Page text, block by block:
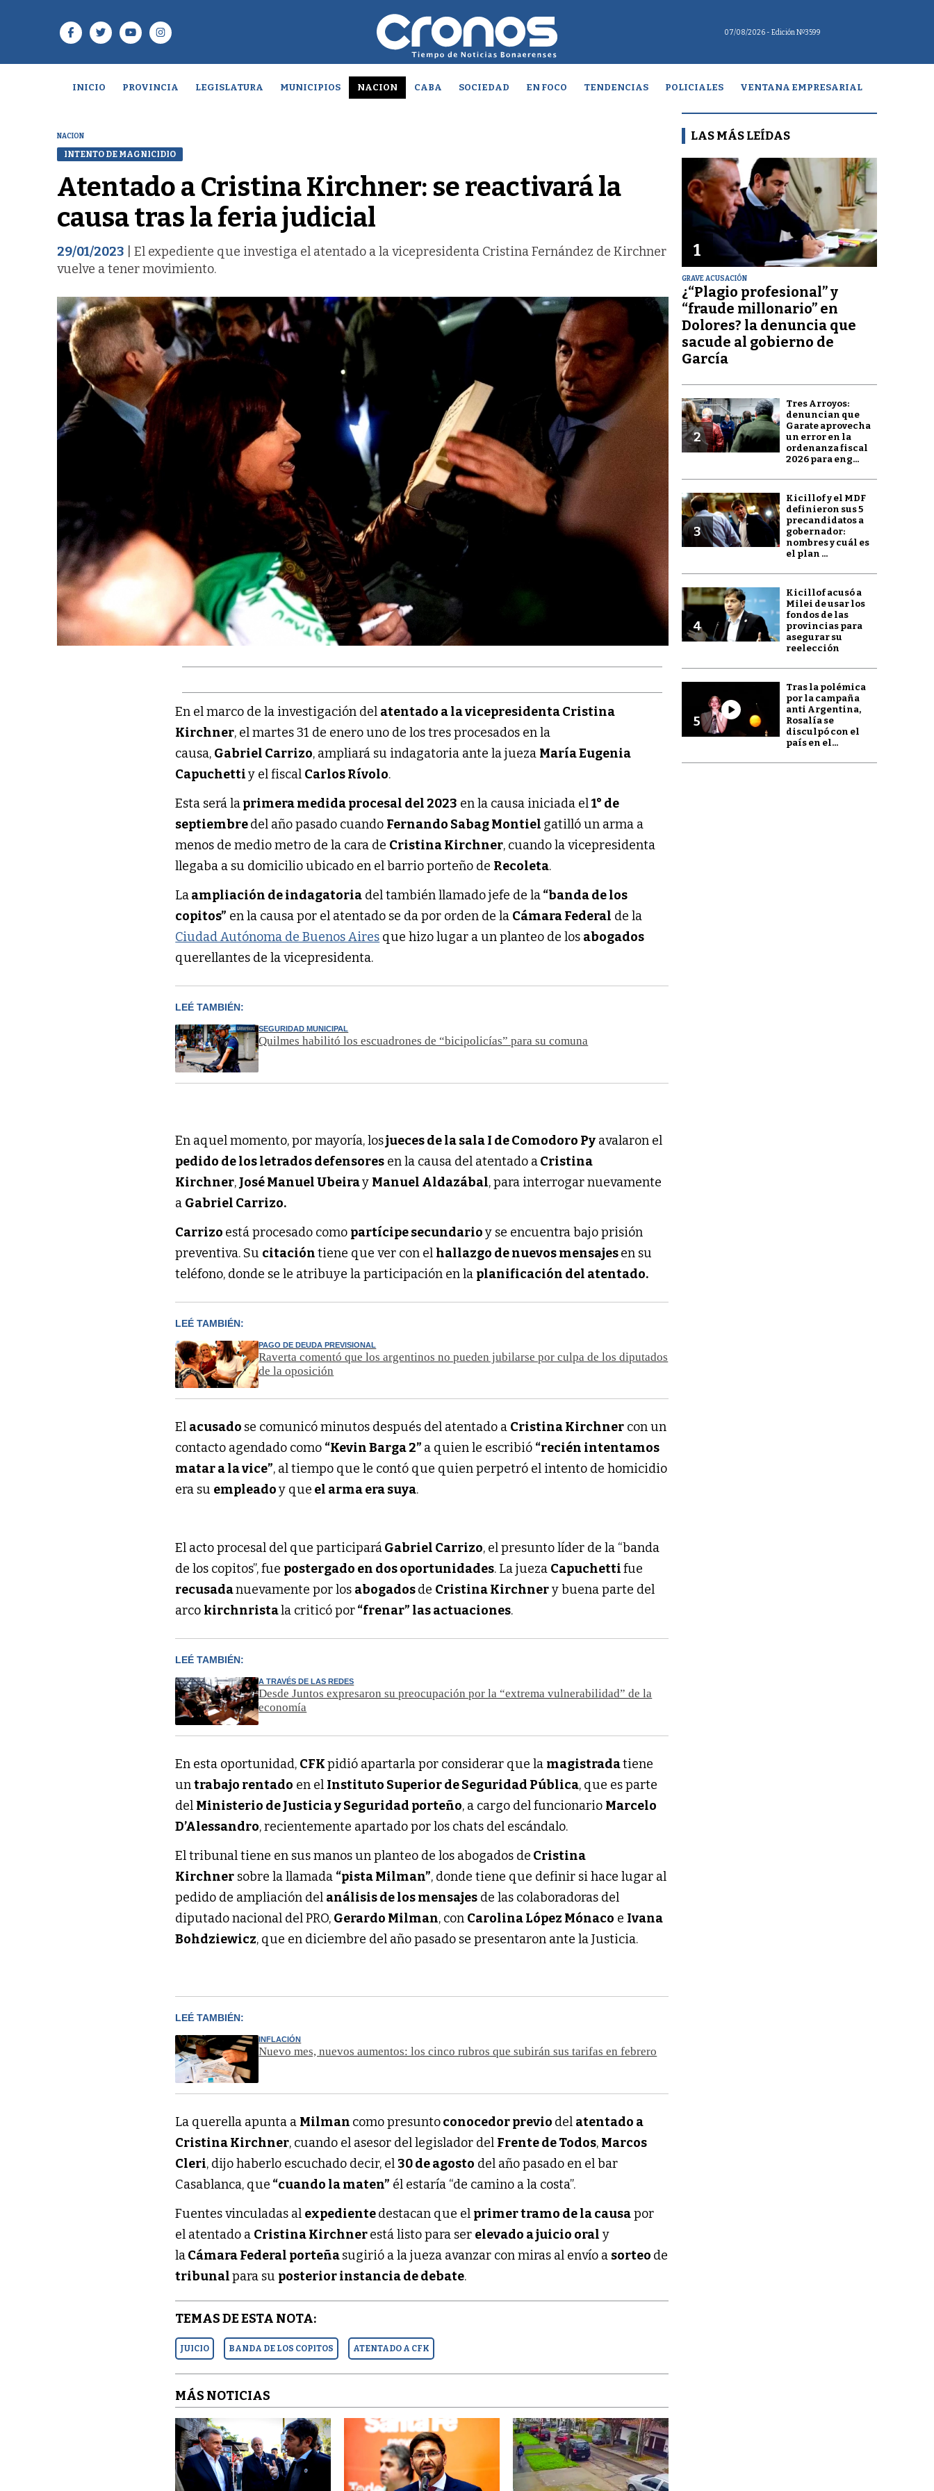
07/08/2026 - Edición Nº3599
INICIO PROVINCIA LEGISLATURA MUNICIPIOS NACION CABA SOCIEDAD EN FOCO TENDENCIAS POLICIALES VENTANA EMPRESARIAL
NACION
INTENTO DE MAGNICIDIO
Atentado a Cristina Kirchner: se reactivará la
causa tras la feria judicial
29/01/2023 | El expediente que investiga el atentado a la vicepresidenta Cristina Fernández de Kirchner
vuelve a tener movimiento.
En el marco de la investigación del atentado a la vicepresidenta Cristina
Kirchner, el martes 31 de enero uno de los tres procesados en la
causa, Gabriel Carrizo, ampliará su indagatoria ante la jueza María Eugenia
Capuchettiy el fiscal Carlos Rívolo.
Esta será laprimera medida procesal del 2023 en la causa iniciada el1° de
septiembredel año pasado cuando Fernando Sabag Montiel gatilló un arma a
menos de medio metro de la cara de Cristina Kirchner, cuando la vicepresidenta
llegaba a su domicilio ubicado en el barrio porteño de Recoleta.
Laampliación de indagatoria del también llamado jefe de la“banda de los
copitos” en la causa por el atentado se da por orden de la Cámara Federal de la
Ciudad Autónoma de Buenos Aires que hizo lugar a un planteo de los abogados
querellantes de la vicepresidenta.
LEÉ TAMBIÉN:
SEGURIDAD MUNICIPAL
Quilmes habilitó los escuadrones de “bicipolicías” para su comuna
En aquel momento, por mayoría, losjueces de la sala I de Comodoro Py avalaron el
pedido de los letrados defensores en la causa del atentado aCristina
Kirchner, José Manuel Ubeiray Manuel Aldazábal, para interrogar nuevamente
a Gabriel Carrizo.
Carrizo está procesado como partícipe secundarioy se encuentra bajo prisión
preventiva. Su citacióntiene que ver con el hallazgo de nuevos mensajesen su
teléfono, donde se le atribuye la participación en la planificación del atentado.
LEÉ TAMBIÉN:
PAGO DE DEUDA PREVISIONAL
Raverta comentó que los argentinos no pueden jubilarse por culpa de los diputados
de la oposición
El acusado se comunicó minutos después del atentado a Cristina Kirchner con un
contacto agendado como “Kevin Barga 2” a quien le escribió “recién intentamos
matar a la vice”, al tiempo que le contó que quien perpetró el intento de homicidio
era su empleadoy que el arma era suya.
El acto procesal del que participaráGabriel Carrizo, el presunto líder de la “banda
de los copitos”, fue postergado en dos oportunidades. La jueza Capuchettifue
recusadanuevamente por los abogadosde Cristina Kirchnery buena parte del
arco kirchnristala criticó por“frenar” las actuaciones.
LEÉ TAMBIÉN:
A TRAVÉS DE LAS REDES
Desde Juntos expresaron su preocupación por la “extrema vulnerabilidad” de la
economía
En esta oportunidad, CFKpidió apartarla por considerar que la magistradatiene
untrabajo rentado en el Instituto Superior de Seguridad Pública, que es parte
del Ministerio de Justicia y Seguridad porteño, a cargo del funcionario Marcelo
D’Alessandro, recientemente apartado por los chats del escándalo.
El tribunal tiene en sus manos un planteo de los abogados de Cristina
Kirchner sobre la llamada “pista Milman”, donde tiene que definir si hace lugar al
pedido de ampliación del análisis de los mensajes de las colaboradoras del
diputado nacional del PRO, Gerardo Milman, con Carolina López Mónaco e Ivana
Bohdziewicz, que en diciembre del año pasado se presentaron ante la Justicia.
LEÉ TAMBIÉN:
INFLACIÓN
Nuevo mes, nuevos aumentos: los cinco rubros que subirán sus tarifas en febrero
La querella apunta a Milman como presuntoconocedor previo del atentado a
Cristina Kirchner, cuando el asesor del legislador del Frente de Todos, Marcos
Cleri, dijo haberlo escuchado decir, el30 de agosto del año pasado en el bar
Casablanca, que “cuando la maten” él estaría “de camino a la costa”.
Fuentes vinculadas al expedientedestacan que el primer tramo de la causapor
el atentado a Cristina Kirchnerestá listo para ser elevado a juicio oral y
laCámara Federal porteñasugirió a la jueza avanzar con miras al envío a sorteo de
tribunalpara su posterior instancia de debate.
TEMAS DE ESTA NOTA:
JUICIO BANDA DE LOS COPITOS ATENTADO A CFK
MÁS NOTICIAS
LAS MÁS LEÍDAS
1
GRAVE ACUSACIÓN
¿“Plagio profesional” y
“fraude millonario” en
Dolores? la denuncia que
sacude al gobierno de
García
2
Tres Arroyos:
denuncian que
Garate aprovecha
un error en la
ordenanza fiscal
2026 para eng...
3
Kicillof y el MDF
definieron sus 5
precandidatos a
gobernador:
nombres y cuál es
el plan ...
4
Kicillof acusó a
Milei de usar los
fondos de las
provincias para
asegurar su
reelección
5
Tras la polémica
por la campaña
anti Argentina,
Rosalía se
disculpó con el
país en el...